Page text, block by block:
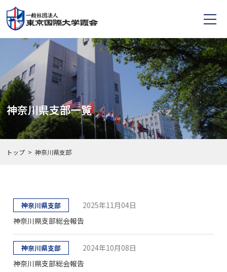
神奈川県支部一覧
トップ 神奈川県支部
神奈川県支部
2025年11月04日
神奈川県支部総会報告
神奈川県支部
2024年10月08日
神奈川県支部総会報告